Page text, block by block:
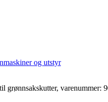
og utstyr
grønnsakskutter, varenummer: